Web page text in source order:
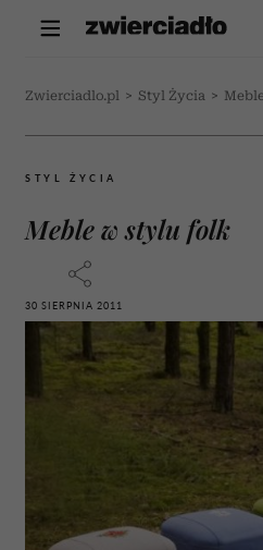
Zwierciadlo.pl > Styl Życia >
STYL ŻYCIA
Meble w stylu folk
30 SIERPNIA 2011